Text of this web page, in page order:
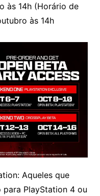
às 14h (Horário de
às 14h
Aqueles que
PlayStation 4 ou